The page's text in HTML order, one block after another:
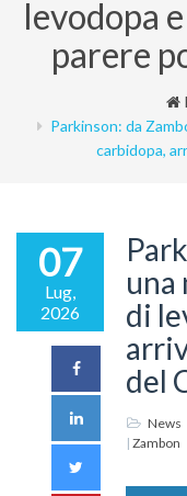
levodopa
parere
Parkinson: da
carbidopa,
07
Lug,
2026
una
di
del
News
| Zambon